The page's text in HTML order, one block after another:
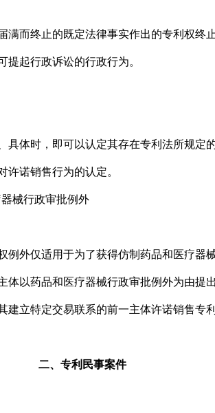
而终止的既定法律事实作出的专利权终
起行政诉讼的行政行为。
时，即可以认定其存在专利法所规定
诺销售行为的认定。
械行政审批例外
仅适用于为了获得仿制药品和医疗器
体以药品和医疗器械行政审批例外为由提
立特定交易联系的前一主体许诺销售专
二、专利民事案件